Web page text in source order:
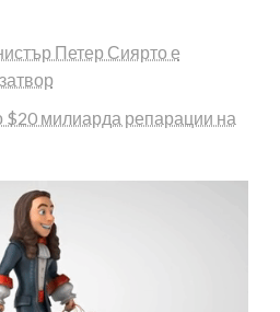
Петер Сиярто е
милиарда репарации на